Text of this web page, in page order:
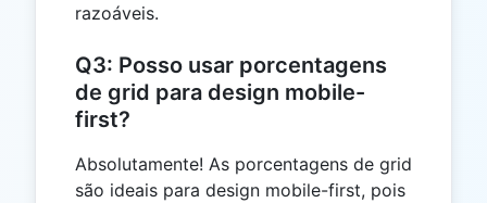
razoáveis.
Q3: Posso usar porcentagens
de grid para design mobile-
first?
Absolutamente! As porcentagens de grid
são ideais para design mobile-first, pois